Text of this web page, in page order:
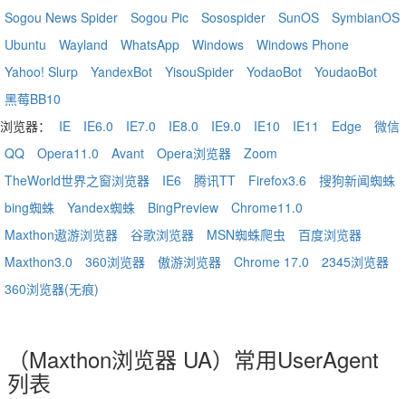
Sogou News Spider
Sogou Pic Sosospider SunOS
SymbianOS
Ubuntu
Wayland WhatsApp Windows
Windows Phone
Yahoo! Slurp
YandexBot YisouSpider YodaoBot
YoudaoBot
黑莓BB10
浏览器：
IE IE6.0 IE7.0 IE8.0 IE9.0 IE10 IE11 Edge
微信
QQ
Opera11.0 Avant Opera浏览器
Zoom
TheWorld世界之窗浏览器
IE6 腾讯TT Firefox3.6
搜狗新闻蜘蛛
bing蜘蛛
Yandex蜘蛛 BingPreview
Chrome11.0
Maxthon遨游浏览器
谷歌浏览器 MSN蜘蛛爬虫
百度浏览器
Maxthon3.0
360浏览器 傲游浏览器 Chrome 17.0
2345浏览器
360浏览器(无痕)
（Maxthon浏览器 UA）常用UserAgent
列表